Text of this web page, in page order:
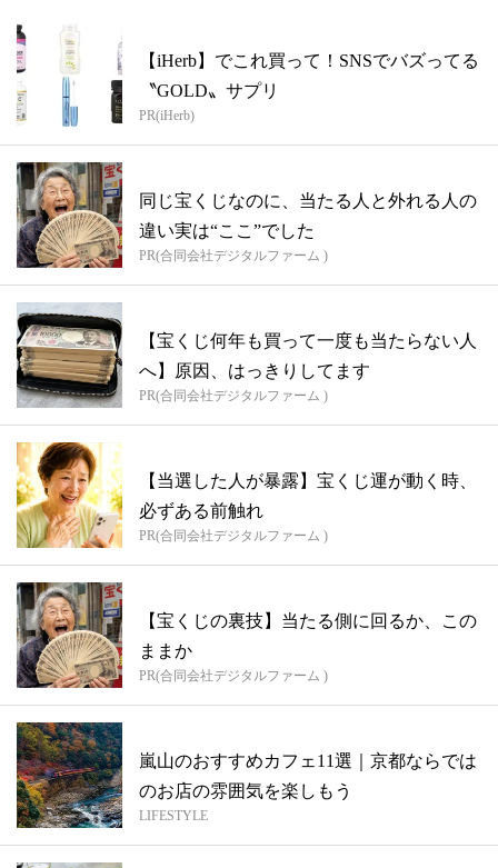
【iHerb】でこれ買って！SNSでバズってる
〝GOLD〟サプリ
PR(iHerb)
同じ宝くじなのに、当たる人と外れる人の
違い実は“ここ”でした
PR(合同会社デジタルファーム )
【宝くじ何年も買って一度も当たらない人
へ】原因、はっきりしてます
PR(合同会社デジタルファーム )
【当選した人が暴露】宝くじ運が動く時、
必ずある前触れ
PR(合同会社デジタルファーム )
【宝くじの裏技】当たる側に回るか、この
ままか
PR(合同会社デジタルファーム )
嵐山のおすすめカフェ11選｜京都ならでは
のお店の雰囲気を楽しもう
LIFESTYLE